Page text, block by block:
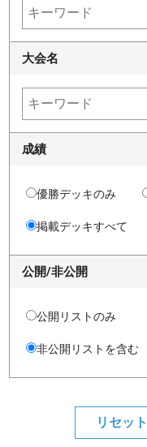
大会名
成績
優勝デッキのみ
掲載デッキすべて
公開/非公開
公開リストのみ
非公開リストを含む